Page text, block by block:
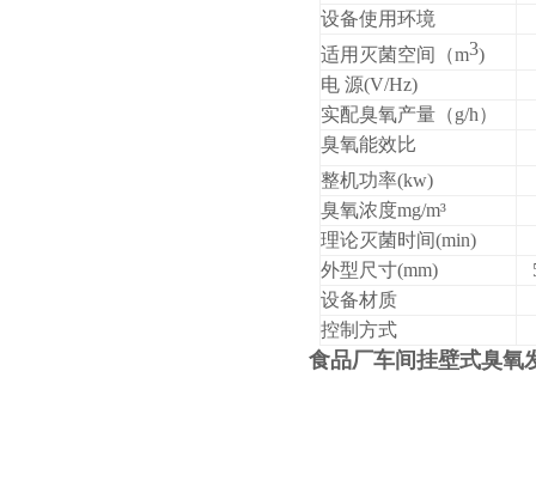
设备使用环境
适用灭菌空间（m3)
电 源(V/Hz)
实配臭氧产量（g/h）
臭氧能效比
整机功率(kw)
臭氧浓度mg/m³
理论灭菌时间(min)
外型尺寸(mm)
设备材质
控制方式
食品厂车间挂壁式臭氧